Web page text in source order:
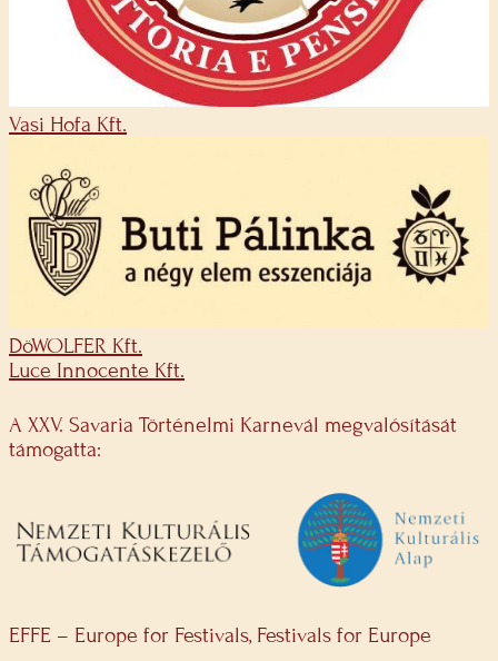
Vasi Hofa Kft.
DöWOLFER Kft.
Luce Innocente Kft.
A XXV. Savaria Történelmi Karnevál megvalósítását
támogatta:
EFFE – Europe for Festivals, Festivals for Europe